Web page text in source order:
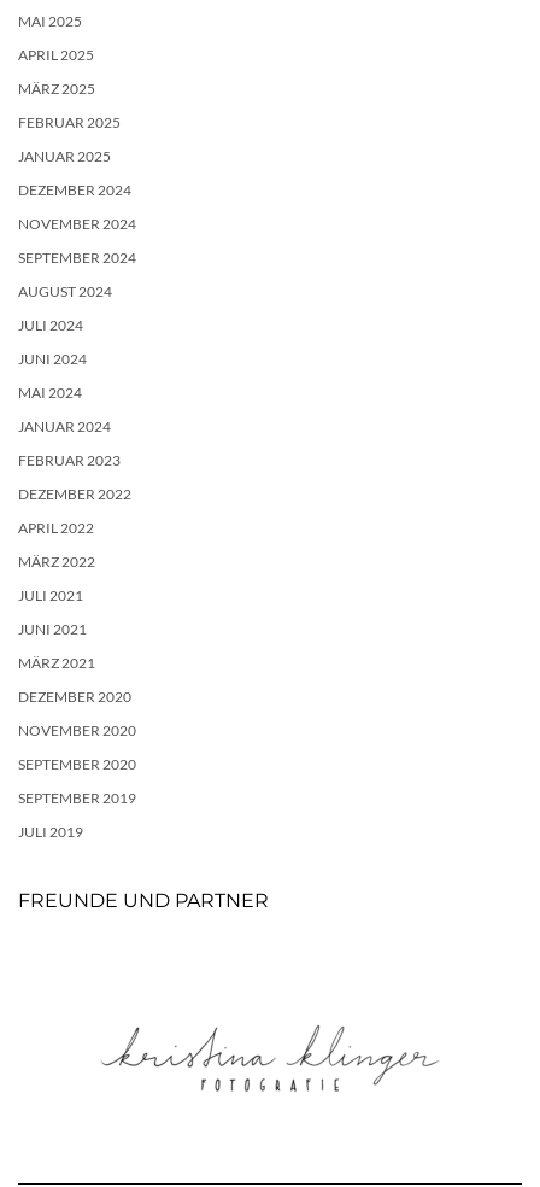
MAI 2025
APRIL 2025
MÄRZ 2025
FEBRUAR 2025
JANUAR 2025
DEZEMBER 2024
NOVEMBER 2024
SEPTEMBER 2024
AUGUST 2024
JULI 2024
JUNI 2024
MAI 2024
JANUAR 2024
FEBRUAR 2023
DEZEMBER 2022
APRIL 2022
MÄRZ 2022
JULI 2021
JUNI 2021
MÄRZ 2021
DEZEMBER 2020
NOVEMBER 2020
SEPTEMBER 2020
SEPTEMBER 2019
JULI 2019
FREUNDE UND PARTNER